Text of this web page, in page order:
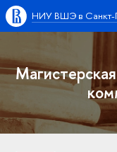
НИУ ВШЭ в Санкт-